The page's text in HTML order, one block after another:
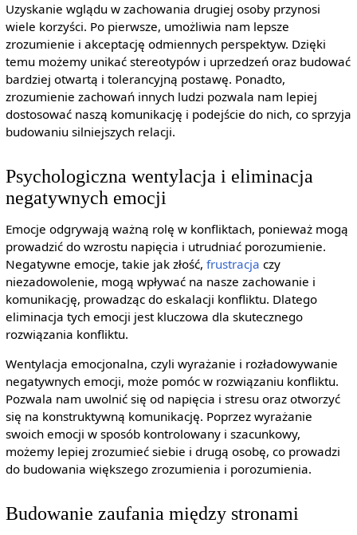
Uzyskanie wglądu w zachowania drugiej osoby przynosi
wiele korzyści. Po pierwsze, umożliwia nam lepsze
zrozumienie i akceptację odmiennych perspektyw. Dzięki
temu możemy unikać stereotypów i uprzedzeń oraz budować
bardziej otwartą i tolerancyjną postawę. Ponadto,
zrozumienie zachowań innych ludzi pozwala nam lepiej
dostosować naszą komunikację i podejście do nich, co sprzyja
budowaniu silniejszych relacji.
Psychologiczna wentylacja i eliminacja
negatywnych emocji
Emocje odgrywają ważną rolę w konfliktach, ponieważ mogą
prowadzić do wzrostu napięcia i utrudniać porozumienie.
Negatywne emocje, takie jak złość, frustracja czy
niezadowolenie, mogą wpływać na nasze zachowanie i
komunikację, prowadząc do eskalacji konfliktu. Dlatego
eliminacja tych emocji jest kluczowa dla skutecznego
rozwiązania konfliktu.
Wentylacja emocjonalna, czyli wyrażanie i rozładowywanie
negatywnych emocji, może pomóc w rozwiązaniu konfliktu.
Pozwala nam uwolnić się od napięcia i stresu oraz otworzyć
się na konstruktywną komunikację. Poprzez wyrażanie
swoich emocji w sposób kontrolowany i szacunkowy,
możemy lepiej zrozumieć siebie i drugą osobę, co prowadzi
do budowania większego zrozumienia i porozumienia.
Budowanie zaufania między stronami